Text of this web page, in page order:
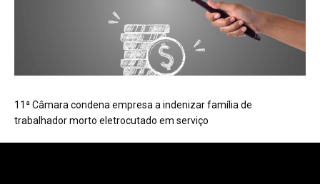
11ª Câmara condena empresa a indenizar família de
trabalhador morto eletrocutado em serviço